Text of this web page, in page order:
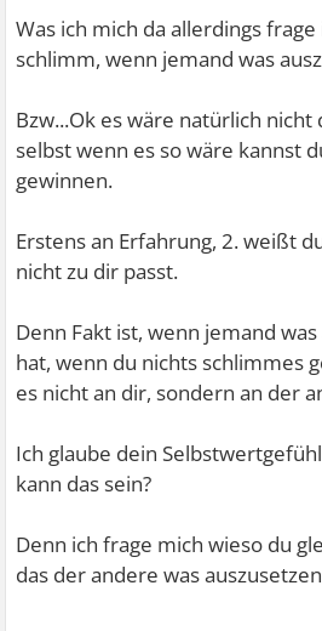
Meine letzte Verabredung war im
unter Leuten ist.
Als ich aber die Zeit hatte, in der ich
und viel zu tun (also nicht im
sondern ich hatte einfach viel was
Und das rate ich dir, also das zu
macht.
Versuche deinen Fokus nicht auf
Unsicherheiten bringt.
Frag dich nicht ob du ein
Was ich mich da allerdings
schlimm, wenn jemand was
Bzw...Ok es wäre natürlich nicht
selbst wenn es so wäre kannst
gewinnen.
Erstens an Erfahrung, 2. weißt
nicht zu dir passt.
Denn Fakt ist, wenn jemand
hat, wenn du nichts schlimmes
es nicht an dir, sondern an der
Ich glaube dein
kann das sein?
Denn ich frage mich wieso du
das der andere was